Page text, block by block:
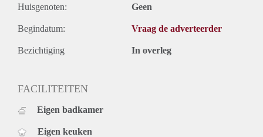
Huisgenoten: Geen
Begindatum: Vraag de adverteerder
Bezichtiging In overleg
FACILITEITEN
Eigen badkamer
Eigen keuken